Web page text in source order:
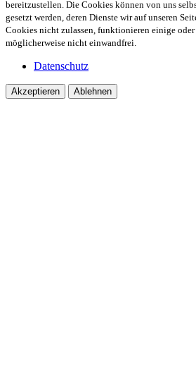
bereitzustellen. Die Cookies können von uns
gesetzt werden, deren Dienste wir auf unseren
Cookies nicht zulassen, funktionieren einige
möglicherweise nicht einwandfrei.
Datenschutz
Akzeptieren Ablehnen